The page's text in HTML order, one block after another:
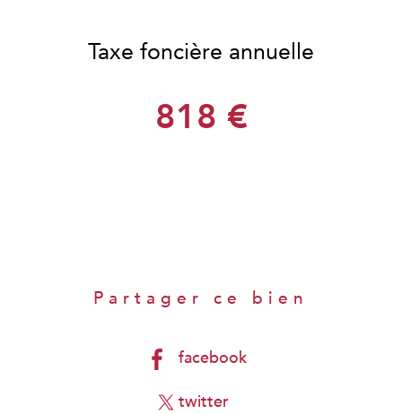
Taxe foncière annuelle
818 €
Partager ce bien
facebook
twitter